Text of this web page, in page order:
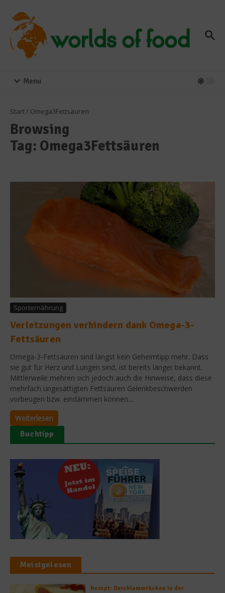
Menu
Start/ Omega3Fettsäuren
Browsing
Tag: Omega3Fettsäuren
Sporternährung
Verletzungen verhindern dank Omega-3-
Fettsäuren
Omega-3-Fettsäuren sind längst kein Geheimtipp mehr. Dass
sie gut für Herz und Lungen sind, ist bereits länger bekannt.
Mittlerweile mehren sich jedoch auch die Hinweise, dass diese
mehrfach ungesättigten Fettsäuren Gelenkbeschwerden
vorbeugen bzw. eindämmen können....
Weiterlesen
Buchtipp
Meistgelesen
Rezept: Deichlammrücken in der